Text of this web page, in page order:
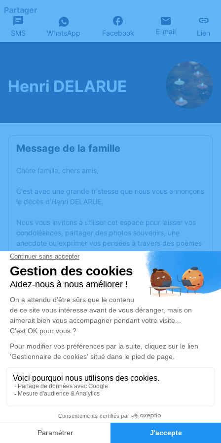
Faire-part Hommages
Partager
SMS WhatsApp Facebook E-mail Lien
Henri DELARUE
Message de la famille
Chère famille, chers amis,
C'est avec une grande tristesse que nous vous annonçons
le décès d’Henri DELARUE.
Nous vous invitons à utiliser cet espace pour laisser vos
condoléances, partager des photos souvenirs, une
anecdote ou exprimer vos pensées à travers des poèmes
ou des textes. Cet endroit est un lieu d'expression dédié à
Un service de plantation d’arbre hommage estdisponible
Je rends hommage
Déroulé des obsèques
bientôt disponibles.
Activez une alerte si vous souhaitez être prévenu dès que
Recevoir une alerte par e-mail*